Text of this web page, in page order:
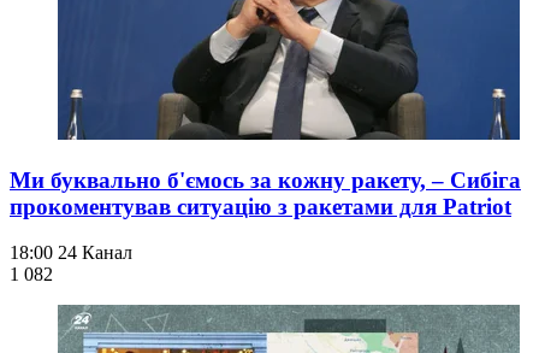
Ми буквально б'ємось за кожну ракету, – Сибіга
прокоментував ситуацію з ракетами для Patriot
18:00 24 Канал
1 082